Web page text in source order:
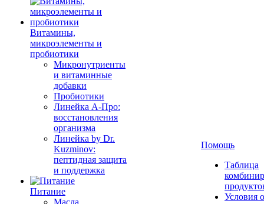
Витамины,
микроэлементы и
пробиотики
Микронутриенты
и витаминные
добавки
Пробиотики
Линейка А-Про:
восстановления
организма
Линейка by Dr.
Kuzminov:
пептидная защита
и поддержка
Питание
Масла
Помощь
Таблица
Условия